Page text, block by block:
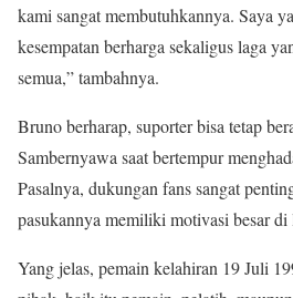
kami sangat membutuhkannya. Saya
kesempatan berharga sekaligus laga
semua,” tambahnya.
Bruno berharap, suporter bisa tetap
Sambernyawa saat bertempur
Pasalnya, dukungan fans sangat
pasukannya memiliki motivasi besar di
Yang jelas, pemain kelahiran 19 Juli